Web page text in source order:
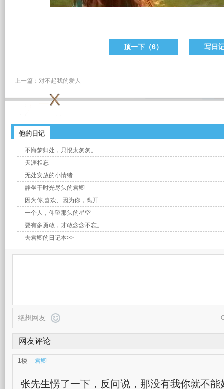
顶一下（6） 写日
上一篇： 对不起我的爱人
他的日记
不悔梦归处，只恨太匆匆。
天涯相忘
无处安放的小情绪
静坐于时光尽头的君卿
因为你,喜欢、因为你，离开​
一个人，仰望那头的星空
要有多勇敢，才敢念念不忘。
去君卿的日记本>>